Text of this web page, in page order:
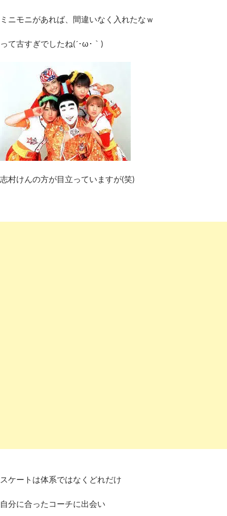
ミニモニがあれば、間違いなく入れたなｗ
って古すぎでしたね(´･ω･｀)
志村けんの方が目立っていますが(笑)
スケートは体系ではなくどれだけ
自分に合ったコーチに出会い